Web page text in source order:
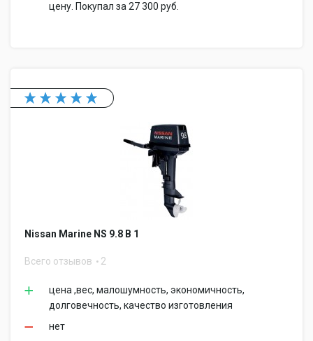
цену. Покупал за 27 300 руб.
Nissan Marine NS 9.8 B 1
Всего отзывов 2
цена ,вес, малошумность, экономичность,
долговечность, качество изготовления
нет